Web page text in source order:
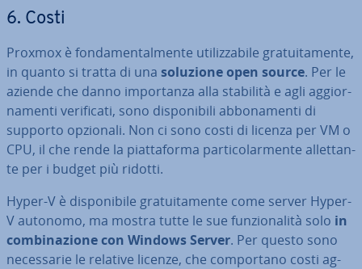
6. Costi
Proxmox è fon­da­men­tal­men­te uti­liz­za­bi­le gra­tui­ta­men­te,
in quanto si tratta di una soluzione open source. Per le
aziende che danno im­por­tan­za alla stabilità e agli ag­gior­
na­men­ti ve­ri­fi­ca­ti, sono di­spo­ni­bi­li ab­bo­na­men­ti di
supporto opzionali. Non ci sono costi di licenza per VM o
CPU, il che rende la piat­ta­for­ma par­ti­co­lar­men­te al­let­tan­
te per i budget più ridotti.
Hyper-V è di­spo­ni­bi­le gra­tui­ta­men­te come server Hyper-
V autonomo, ma mostra tutte le sue fun­zio­na­li­tà solo in
com­bi­na­zio­ne con Windows Server. Per questo sono
ne­ces­sa­rie le relative licenze, che com­por­ta­no costi ag­